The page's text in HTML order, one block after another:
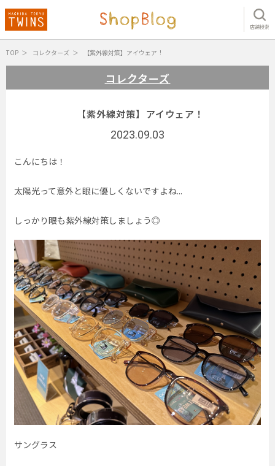
店舗検索
TOP コレクターズ 【紫外線対策】アイウェア！
コレクターズ
【紫外線対策】アイウェア！
2023.09.03
こんにちは！
太陽光って意外と眼に優しくないですよね...
しっかり眼も紫外線対策しましょう◎
サングラス